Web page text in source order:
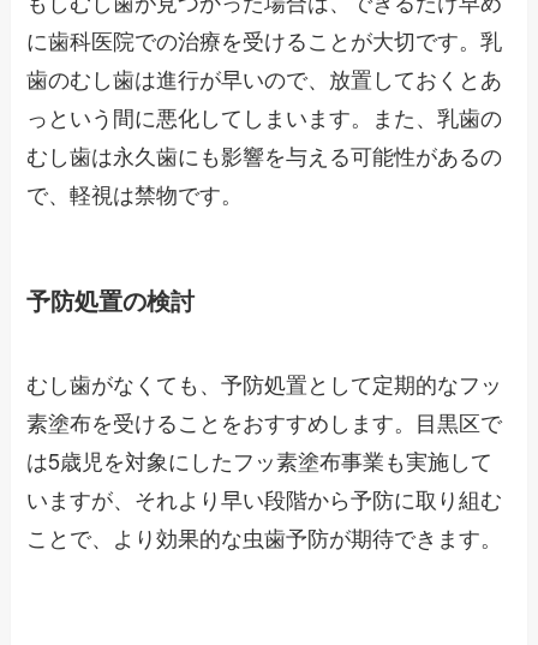
に歯科医院での治療を受けることが大切です。乳
歯のむし歯は進行が早いので、放置しておくとあ
っという間に悪化してしまいます。また、乳歯の
むし歯は永久歯にも影響を与える可能性があるの
で、軽視は禁物です。
予防処置の検討
むし歯がなくても、予防処置として定期的なフッ
素塗布を受けることをおすすめします。目黒区で
は5歳児を対象にしたフッ素塗布事業も実施して
いますが、それより早い段階から予防に取り組む
ことで、より効果的な虫歯予防が期待できます。